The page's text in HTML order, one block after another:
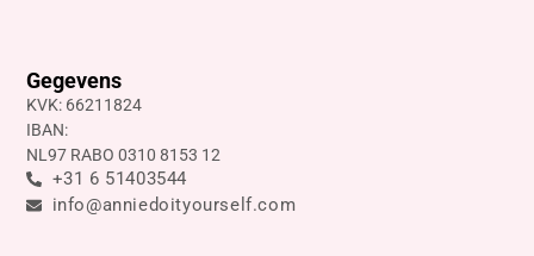
Gegevens
KVK: 66211824
IBAN:
NL97 RABO 0310 8153 12
+31 6 51403544
info@anniedoityourself.com